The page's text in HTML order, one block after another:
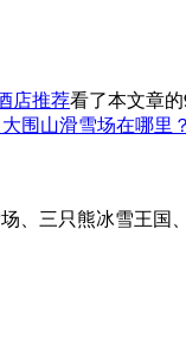
店推荐
围山滑雪场在哪里
看了本文章的
、三只熊冰雪王国